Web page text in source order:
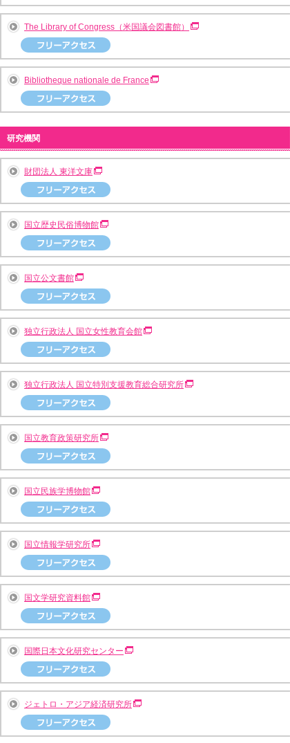
The Library of Congress（米国議会図書館）
Bibliotheque nationale de France
研究機関
財団法人 東洋文庫
国立歴史民俗博物館
国立公文書館
独立行政法人 国立女性教育会館
独立行政法人 国立特別支援教育総合研究所
国立教育政策研究所
国立民族学博物館
国立情報学研究所
国文学研究資料館
国際日本文化研究センター
ジェトロ・アジア経済研究所